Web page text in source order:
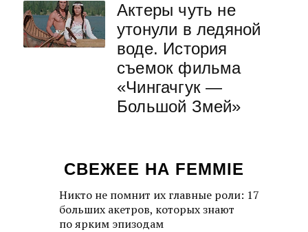
Актеры чуть не
утонули в ледяной
воде. История
съемок фильма
«Чингачгук —
Большой Змей»
СВЕЖЕЕ НА FEMMIE
Никто не помнит их главные роли: 17
больших акетров, которых знают
по ярким эпизодам